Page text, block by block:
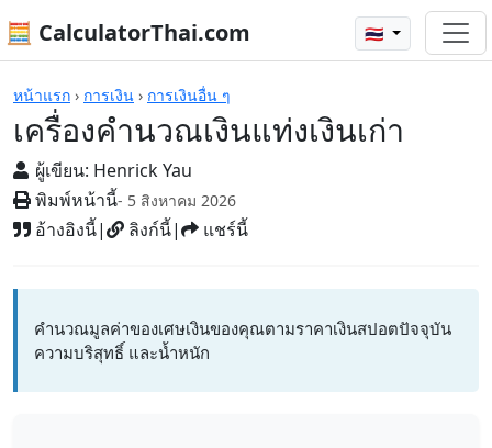
🧮 CalculatorThai.com 🇹🇭
หน้าแรก › การเงิน › การเงินอื่น ๆ
เครื่องคำนวณเงินแท่งเงินเก่า
ผู้เขียน: Henrick Yau
พิมพ์หน้านี้- 5 สิงหาคม 2026
อ้างอิงนี้| ลิงก์นี้| แชร์นี้
เครื่องคิดเลข
คำนวณมูลค่าของเศษเงินของคุณตามราคาเงินสปอตปัจจุบัน
ความบริสุทธิ์ และน้ำหนัก